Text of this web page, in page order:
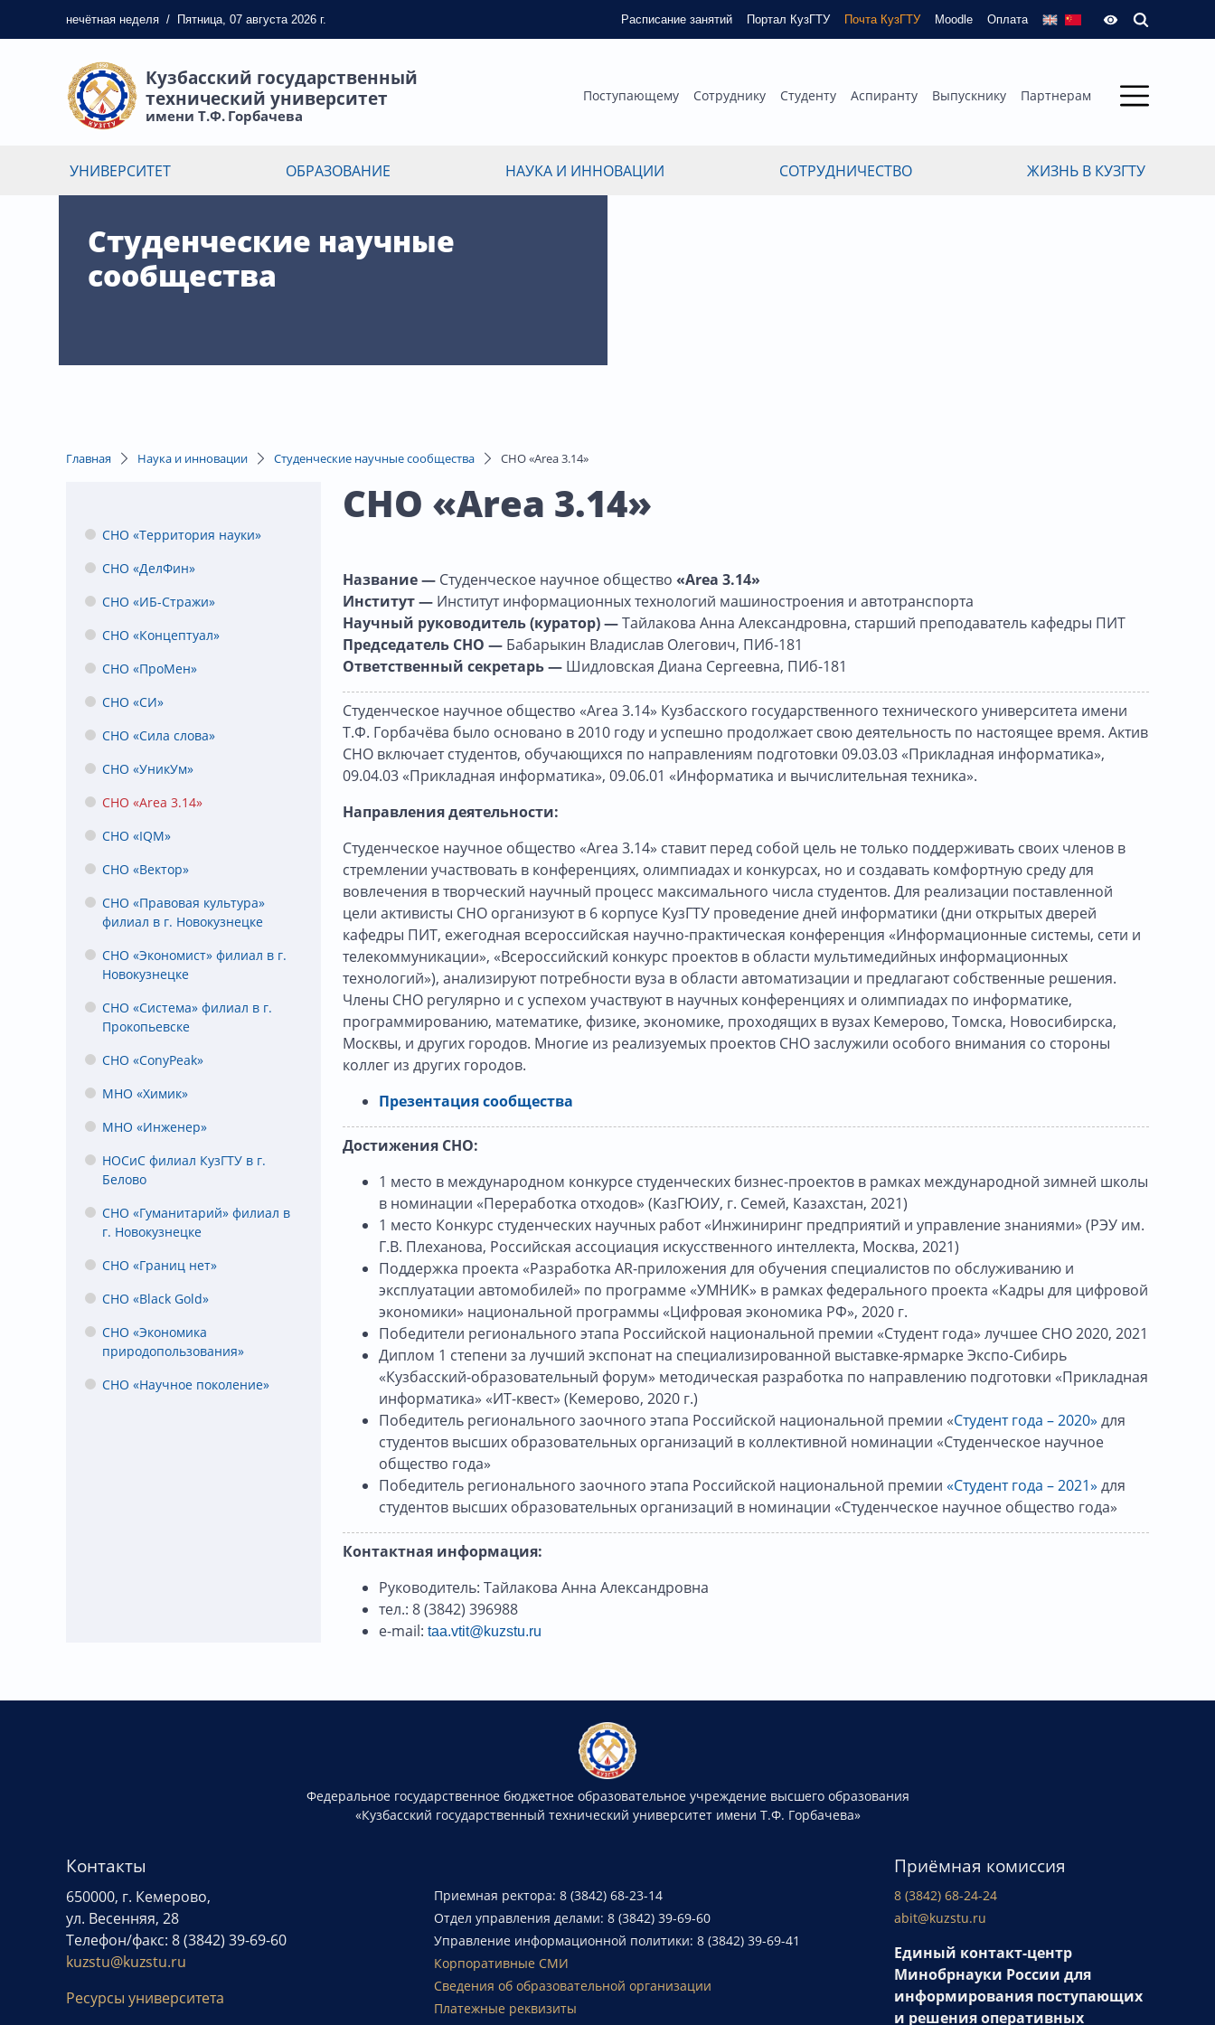
нечётная неделя / Пятница, 07 августа 2026 г. Расписание занятий Портал КузГТУ Почта КузГТУ Moodle Оплата
Кузбасский государственный
технический университет
имени Т.Ф. Горбачева
Поступающему Сотруднику Студенту Аспиранту Выпускнику Партнерам
УНИВЕРСИТЕТ ОБРАЗОВАНИЕ НАУКА И ИННОВАЦИИ СОТРУДНИЧЕСТВО ЖИЗНЬ В КУЗГТУ
Студенческие научные
сообщества
Главная Наука и инновации Студенческие научные сообщества СНО «Area 3.14»
СНО «Территория науки»
СНО «ДелФин»
СНО «ИБ-Стражи»
СНО «Концептуал»
СНО «ПроМен»
СНО «СИ»
СНО «Сила слова»
СНО «УникУм»
СНО «Area 3.14»
СНО «IQM»
СНО «Вектор»
СНО «Правовая культура»
филиал в г. Новокузнецке
СНО «Экономист» филиал в г.
Новокузнецке
СНО «Система» филиал в г.
Прокопьевске
СНО «ConyPeak»
МНО «Химик»
МНО «Инженер»
НОСиС филиал КузГТУ в г.
Белово
СНО «Гуманитарий» филиал в
г. Новокузнецке
СНО «Границ нет»
СНО «Black Gold»
СНО «Экономика
природопользования»
СНО «Научное поколение»
СНО «Area 3.14»
Название — Студенческое научное общество «Area 3.14»
Институт — Институт информационных технологий машиностроения и автотранспорта
Научный руководитель (куратор) —Тайлакова Анна Александровна, старший преподаватель кафедры ПИТ
Председатель СНО — Бабарыкин Владислав Олегович, ПИб-181
Ответственный секретарь — Шидловская Диана Сергеевна, ПИб-181
Студенческое научное общество «Area 3.14» Кузбасского государственного технического университета имени
Т.Ф. Горбачёва было основано в 2010 году и успешно продолжает свою деятельность по настоящее время. Актив
СНО включает студентов, обучающихся по направлениям подготовки 09.03.03 «Прикладная информатика»,
09.04.03 «Прикладная информатика», 09.06.01 «Информатика и вычислительная техника».
Направления деятельности:
Студенческое научное общество «Area 3.14» ставит перед собой цель не только поддерживать своих членов в
стремлении участвовать в конференциях, олимпиадах и конкурсах, но и создавать комфортную среду для
вовлечения в творческий научный процесс максимального числа студентов. Для реализации поставленной
цели активисты СНО организуют в 6 корпусе КузГТУ проведение дней информатики (дни открытых дверей
кафедры ПИТ, ежегодная всероссийская научно-практическая конференция «Информационные системы, сети и
телекоммуникации», «Всероссийский конкурс проектов в области мультимедийных информационных
технологий»), анализируют потребности вуза в области автоматизации и предлагают собственные решения.
Члены СНО регулярно и с успехом участвуют в научных конференциях и олимпиадах по информатике,
программированию, математике, физике, экономике, проходящих в вузах Кемерово, Томска, Новосибирска,
Москвы, и других городов. Многие из реализуемых проектов СНО заслужили особого внимания со стороны
коллег из других городов.
Презентация сообщества
Достижения СНО:
1 место в международном конкурсе студенческих бизнес-проектов в рамках международной зимней школы
в номинации «Переработка отходов» (КазГЮИУ, г. Семей, Казахстан, 2021)
1 место Конкурс студенческих научных работ «Инжиниринг предприятий и управление знаниями» (РЭУ им.
Г.В. Плеханова, Российская ассоциация искусственного интеллекта, Москва, 2021)
Поддержка проекта «Разработка AR-приложения для обучения специалистов по обслуживанию и
эксплуатации автомобилей» по программе «УМНИК» в рамках федерального проекта «Кадры для цифровой
экономики» национальной программы «Цифровая экономика РФ», 2020 г.
Победители регионального этапа Российской национальной премии «Студент года» лучшее СНО 2020, 2021
Диплом 1 степени за лучший экспонат на специализированной выставке-ярмарке Экспо-Сибирь
«Кузбасский-образовательный форум» методическая разработка по направлению подготовки «Прикладная
информатика» «ИТ-квест» (Кемерово, 2020 г.)
Победитель регионального заочного этапа Российской национальной премии «Студент года – 2020» для
студентов высших образовательных организаций в коллективной номинации «Студенческое научное
общество года»
Победитель регионального заочного этапа Российской национальной премии «Студент года – 2021» для
студентов высших образовательных организаций в номинации «Студенческое научное общество года»
Контактная информация:
Руководитель: Тайлакова Анна Александровна
тел.: 8 (3842) 396988
e-mail: taa.vtit@kuzstu.ru
Федеральное государственное бюджетное образовательное учреждение высшего образования
«Кузбасский государственный технический университет имени Т.Ф. Горбачева»
Контакты
650000, г. Кемерово,
ул. Весенняя, 28
Телефон/факс: 8 (3842) 39-69-60
kuzstu@kuzstu.ru
Ресурсы университета
Приемная ректора: 8 (3842) 68-23-14
Отдел управления делами: 8 (3842) 39-69-60
Управление информационной политики: 8 (3842) 39-69-41
Корпоративные СМИ
Сведения об образовательной организации
Платежные реквизиты
Приёмная комиссия
8 (3842) 68-24-24
abit@kuzstu.ru
Единый контакт-центр
Минобрнауки России для
информирования поступающих
и решения оперативных